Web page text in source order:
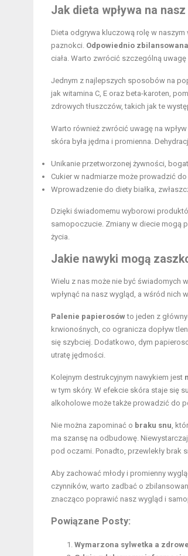
Jak dieta wpływa na
Dieta odgrywa kluczową rolę w
paznokci. Odpowiednio
ciała. Warto zwrócić szczególną
Jednym z najlepszych sposobów na
jak witamina C, E oraz beta-karoten,
zdrowych tłuszczów, takich jak te
Warto również zwrócić uwagę na
skóra była jędrna i promienna.
Unikanie przetworzonej żywności,
Cukier w nadmiarze może prowadzić
Wprowadzenie do diety białka,
Dzięki świadomemu wyborowi
samopoczucie. Zmiany w diecie mogą
życia.
Jakie nawyki mogą
Wielu z nas może nie być świadomych
wpłynąć na nasz wygląd, a wśród nich
Palenie papierosówto jeden z
krwionośnych, co ogranicza dopływ
się szybciej. Dodatkowo, dym
utratę jędrności.
Kolejnym destrukcyjnym nawykiem jest
w tym skóry. W efekcie skóra staje się
alkoholowe może także prowadzić do
Nie można zapominać o braku snu,
ma szansę na odbudowę.
pod oczami. Ponadto, przewlekły brak
Aby zachować młody i promienny
czynników, warto zadbać o
znacząco poprawić nasz wygląd i
Powiązane Posty:
Wymarzona sylwetka a